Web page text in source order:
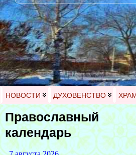
НОВОСТИ ДУХОВЕНСТВО
Православный
календарь